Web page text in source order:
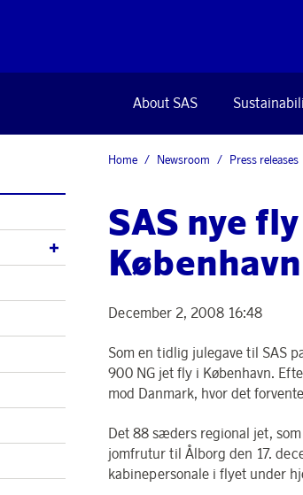
About SAS
Home Newsroom Press releases
SAS nye
København
December 2, 2008 16:48
Som en tidlig julegave til SAS
900 NG jet fly i København.
mod Danmark, hvor det
Det 88 sæders regional jet,
jomfrutur til Ålborg den 17.
kabinepersonale i flyet under